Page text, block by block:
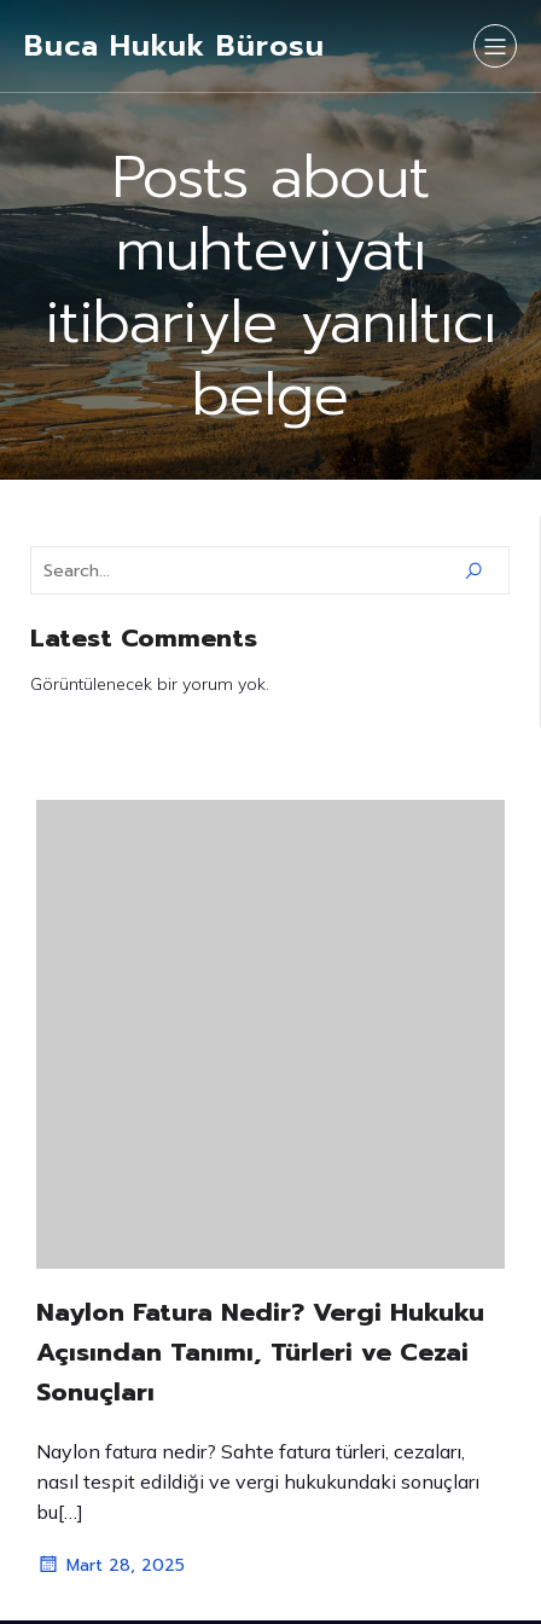
Buca Hukuk Bürosu
Posts about
muhteviyatı
itibariyle yanıltıcı
belge
Latest Comments
Görüntülenecek bir yorum yok.
Naylon Fatura Nedir? Vergi Hukuku
Açısından Tanımı, Türleri ve Cezai
Sonuçları
Naylon fatura nedir? Sahte fatura türleri, cezaları,
nasıl tespit edildiği ve vergi hukukundaki sonuçları
bu[…]
Mart 28, 2025